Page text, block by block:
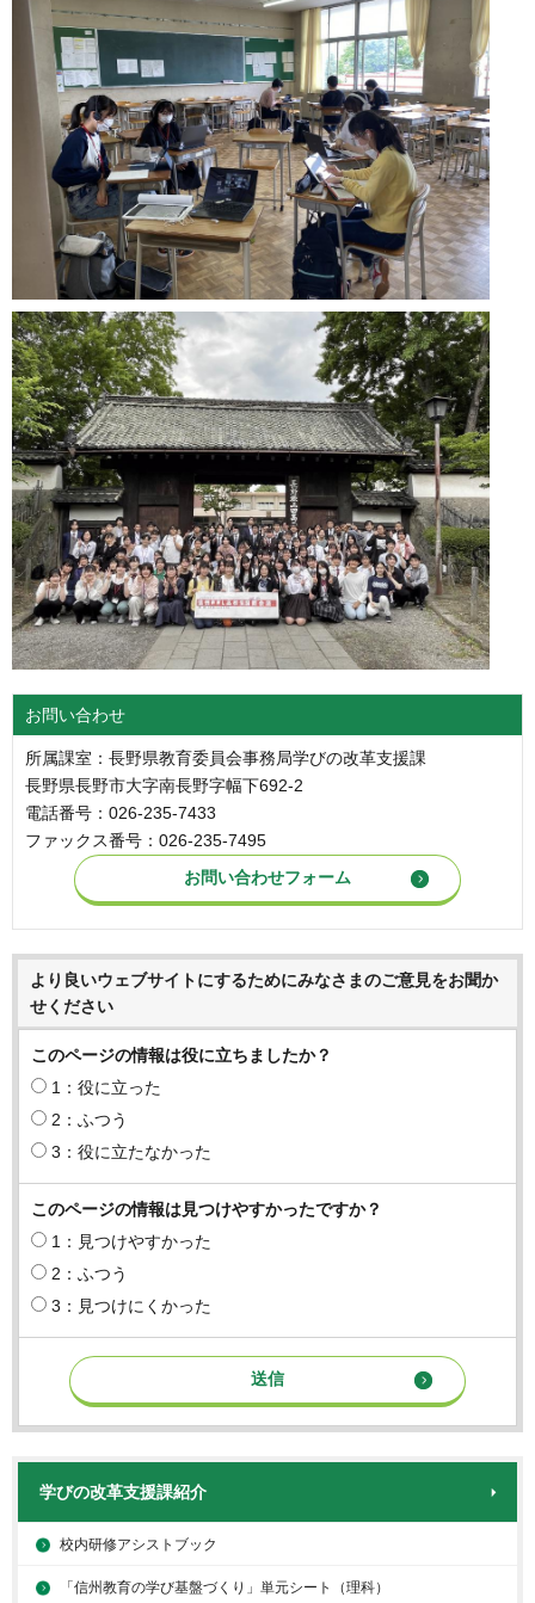
お問い合わせ
所属課室：長野県教育委員会事務局学びの改革支援課
長野県長野市大字南長野字幅下692-2
電話番号：026-235-7433
ファックス番号：026-235-7495
より良いウェブサイトにするためにみなさまのご意見をお聞か
せください
このページの情報は役に立ちましたか？
1：役に立った
2：ふつう
3：役に立たなかった
このページの情報は見つけやすかったですか？
1：見つけやすかった
2：ふつう
3：見つけにくかった
学びの改革支援課紹介
校内研修アシストブック
「信州教育の学び基盤づくり」単元シート（理科）